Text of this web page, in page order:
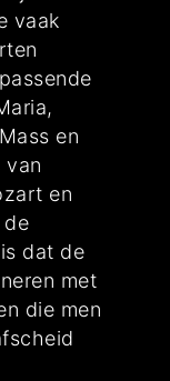
vaak
en
van
en
de
dat de
met
die men